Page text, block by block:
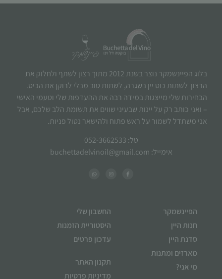
בלוג הפיינשמקר נוצר בשנת 2012 מתוך רצון לשתף ולחלוק את
הרצון לשתות כוס יין בשגרה, לשתות טוב מבלי לרוקן את הכיס.
הבחירות שלי מייצגות במידה רבה את ההעדפות שלי וטעמי האישי
– ואני כותב רק על יינות שבעיני שווים את תשומת הלב שלכם, אבל
אני משתדל לשמור על ראש פתוח ולהישאר נטול פניות.
טל: 052-3662533
אימייל: buchettadelvinoil@gmail.com
הפיינשמקר
חנות היין
סדנת היין
מארזים ומתנות
מי אני?
החשבון שלי
היסטוריית הזמנות
עדכון פרטים
תקנון האתר
מדיניות פרטיות